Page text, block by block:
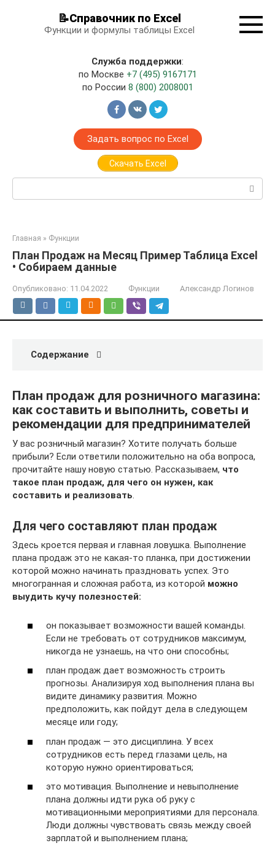
📝Справочник по Excel
Функции и формулы таблицы Excel
Служба поддержки:
по Москве +7 (495) 9167171
по России 8 (800) 2008001
Задать вопрос по Excel
Скачать Excel
Поиск:
Главная » Функции
План Продаж на Месяц Пример Таблица Excel
• Собираем данные
Опубликовано: 11.04.2022 Функции Александр Логинов
Содержание
План продаж для розничного магазина:
как составить и выполнить, советы и
рекомендации для предпринимателей
У вас розничный магазин? Хотите получать больше
прибыли? Если ответили положительно на оба вопроса,
прочитайте нашу новую статью. Рассказываем, что
такое план продаж, для чего он нужен, как
составить и реализовать.
Для чего составляют план продаж
Здесь кроется первая и главная ловушка. Выполнение
плана продаж это не какая-то планка, при достижении
которой можно начинать праздновать успех. Это
многогранная и сложная работа, из которой можно
выудить кучу полезностей:
он показывает возможности вашей команды.
Если не требовать от сотрудников максимум,
никогда не узнаешь, на что они способны;
план продаж дает возможность строить
прогнозы. Анализируя ход выполнения плана вы
видите динамику развития. Можно
предположить, как пойдут дела в следующем
месяце или году;
план продаж — это дисциплина. У всех
сотрудников есть перед глазами цель, на
которую нужно ориентироваться;
это мотивация. Выполнение и невыполнение
плана должны идти рука об руку с
мотивационными мероприятиями для персонала.
Люди должны чувствовать связь между своей
зарплатой и выполнением плана;